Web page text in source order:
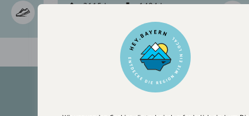
2115 hm
1484 hm
495,0 km